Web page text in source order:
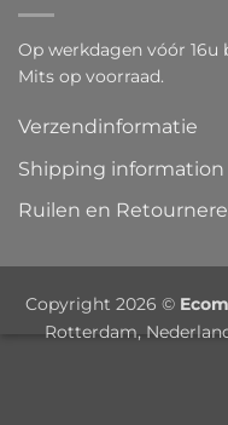
Op werkdagen vóór 16u
Mits op voorraad.
Verzendinformatie
Shipping information
Ruilen en
Copyright 2026 ©
Rotterdam,